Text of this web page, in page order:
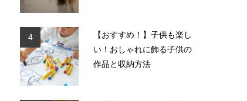
4
【おすすめ！】子供も楽し
い！おしゃれに飾る子供の
作品と収納方法